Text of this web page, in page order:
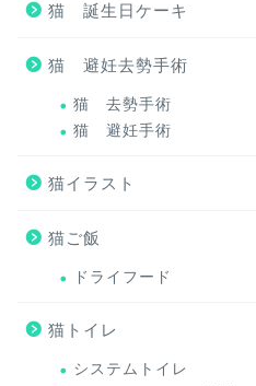
猫 誕生日ケーキ
猫 避妊去勢手術
猫 去勢手術
猫 避妊手術
猫イラスト
猫ご飯
ドライフード
猫トイレ
システムトイレ